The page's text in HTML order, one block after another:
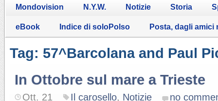
Mondovision N.Y.W. Notizie Storia
eBook Indice di soloPolso Posta, dagli amici
Tag: 57^Barcolana and Paul
In Ottobre sul mare a Trieste
Ott. 21 Il carosello, Notizie no